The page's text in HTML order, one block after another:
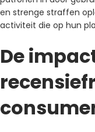
en strenge straffen
activiteit die op hun
De